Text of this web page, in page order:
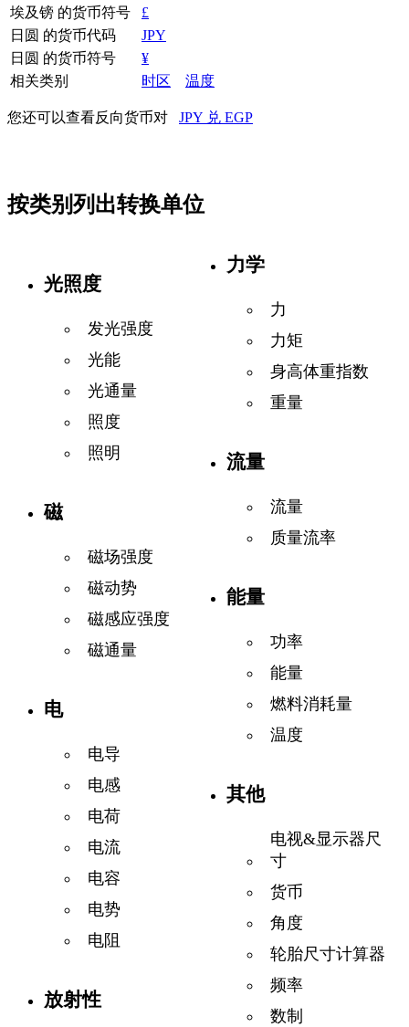
埃及镑 的货币符号
£
日圆 的货币代码
JPY
日圆 的货币符号
¥
相关类别
时区 温度
您还可以查看反向货币对 JPY 兑 EGP
按类别列出转换单位
光照度
发光强度
光能
光通量
照度
照明
磁
磁场强度
磁动势
磁感应强度
磁通量
电
电导
电感
电荷
电流
电容
电势
电阻
放射性
力学
力
力矩
身高体重指数
重量
流量
流量
质量流率
能量
功率
能量
燃料消耗量
温度
其他
电视&显示器尺
寸
货币
角度
轮胎尺寸计算器
频率
数制